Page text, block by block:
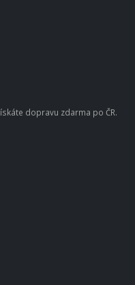
dopravu zdarma po ČR.